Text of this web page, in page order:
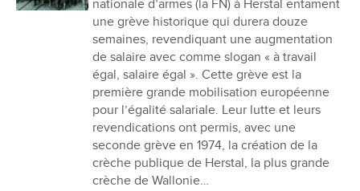
nationale d’armes (la FN) à Herstal entament
une grève historique qui durera douze
semaines, revendiquant une augmentation
de salaire avec comme slogan « à travail
égal, salaire égal ». Cette grève est la
première grande mobilisation européenne
pour l’égalité salariale. Leur lutte et leurs
revendications ont permis, avec une
seconde grève en 1974, la création de la
crèche publique de Herstal, la plus grande
crèche de Wallonie…